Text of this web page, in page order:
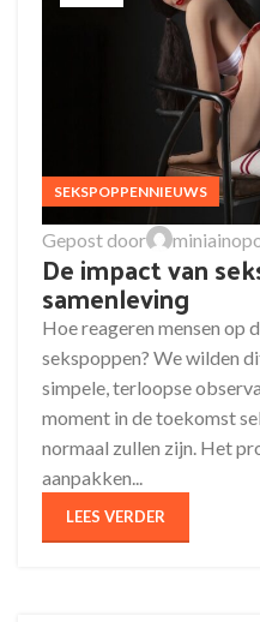
SEKSPOPPENNIEUWS
Gepost door
De impact van
samenleving
Hoe reageren mensen op
sekspoppen? We wilden
simpele, terloopse
moment in de toekomst
normaal zullen zijn. Het
aanpakken...
LEES VERDER